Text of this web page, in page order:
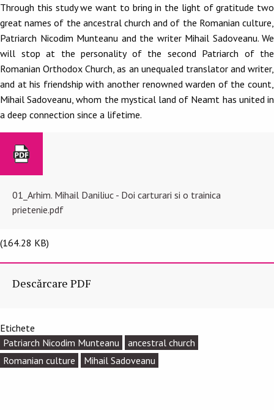
Through this study we want to bring in the light of gratitude two
great names of the ancestral church and of the Romanian culture,
Patriarch Nicodim Munteanu and the writer Mihail Sadoveanu. We
will stop at the personality of the second Patriarch of the
Romanian Orthodox Church, as an unequaled translator and writer,
and at his friendship with another renowned warden of the count,
Mihail Sadoveanu, whom the mystical land of Neamt has united in
a deep connection since a lifetime.
01_Arhim. Mihail Daniliuc - Doi carturari si o trainica
prietenie.pdf
(164.28 KB)
Descărcare PDF
Etichete
Patriarch Nicodim Munteanu
ancestral church
Romanian culture
Mihail Sadoveanu